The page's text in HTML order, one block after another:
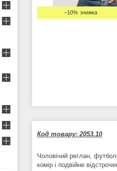
–10%
Код товару: 2053.10
Чоловічий реглан,
комір і подвійне